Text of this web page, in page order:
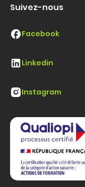
Suivez-nous
Facebook
Linkedin
Instagram